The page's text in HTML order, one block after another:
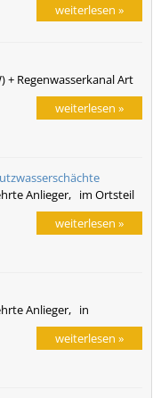
weiterlesen »
+ Regenwasserkanal Art
weiterlesen »
Anlieger, im Ortsteil
weiterlesen »
Anlieger, in
weiterlesen »